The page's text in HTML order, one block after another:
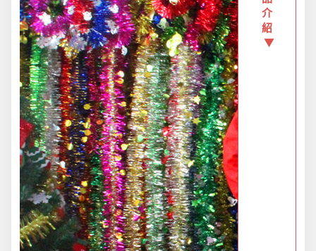
新品上市
旅行/休閒
生活用品
節慶熱賣
衛浴用品
介
紹
▼